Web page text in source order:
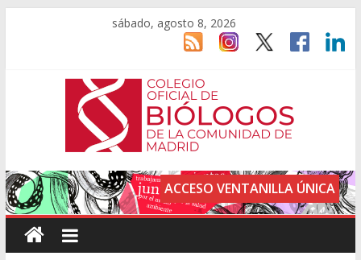
sábado, agosto 8, 2026
ACCESO VENTANILLA ÚNICA